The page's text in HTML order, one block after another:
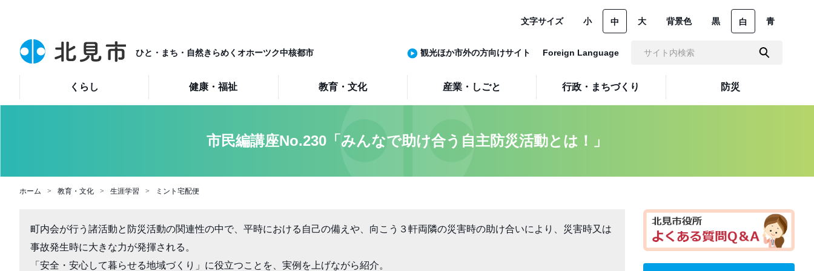
ひと・まち・自然きらめくオホーツク中核都市
くらし 健康・福祉 教育・文化 産業・しごと 行政・まちづくり 防災
文字サイズ 小 中 大 背景色 黒 白 青
観光ほか市外の方向けサイト Foreign Language
市民編講座No.230「みんなで助け合う自主防災活動とは！」
ホーム 教育・文化 生涯学習 ミント宅配便
町内会が行う諸活動と防災活動の関連性の中で、平時における自己の備えや、向こう３軒両隣の災害時の助け合いにより、災害時又は
事故発生時に大きな力が発揮される。
「安全・安心して暮らせる地域づくり」に役立つことを、実例を上げながら紹介。